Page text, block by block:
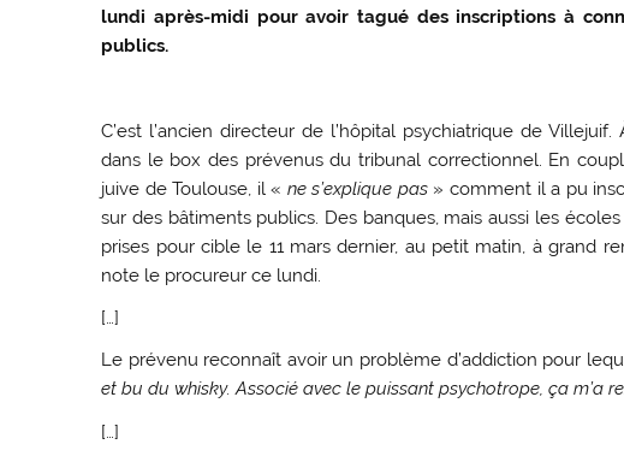
lundi après-midi pour avoir tagué des inscriptions à
publics.
C’est l’ancien directeur de l’hôpital psychiatrique de
dans le box des prévenus du tribunal correctionnel. En
juive de Toulouse, il « ne s’explique pas» comment il a pu
sur des bâtiments publics. Des banques, mais aussi les
prises pour cible le 11 mars dernier, au petit matin, à grand
note le procureur ce lundi.
[…]
Le prévenu reconnaît avoir un problème d’addiction pour
et bu du whisky. Associé avec le puissant psychotrope, ça m’a
[…]